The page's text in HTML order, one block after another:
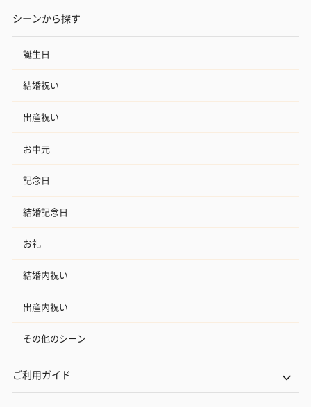
シーンから探す
誕生日
結婚祝い
出産祝い
お中元
記念日
結婚記念日
お礼
結婚内祝い
出産内祝い
その他のシーン
ご利用ガイド